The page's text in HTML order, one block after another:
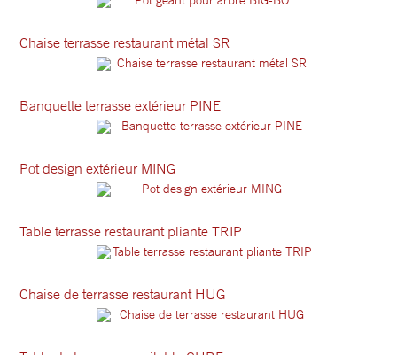
Chaise terrasse restaurant métal SR
Banquette terrasse extérieur PINE
Pot design extérieur MING
Table terrasse restaurant pliante TRIP
Chaise de terrasse restaurant HUG